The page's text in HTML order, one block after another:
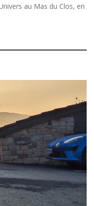
au Mas du Clos, en